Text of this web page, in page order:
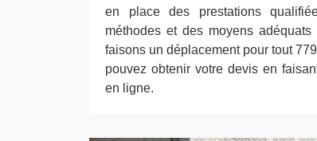
en place des prestations
méthodes et des moyens
faisons un déplacement pour tout
pouvez obtenir votre devis en
en ligne.